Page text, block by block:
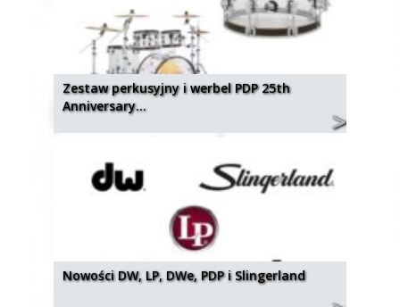
Zestaw perkusyjny i werbel PDP 25th
Anniversary…
Nowości DW, LP, DWe, PDP i Slingerland